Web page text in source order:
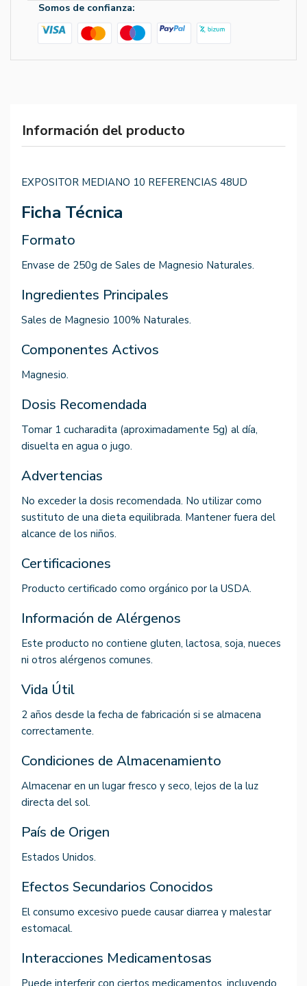
Somos de confianza:
Información del producto
EXPOSITOR MEDIANO 10 REFERENCIAS 48UD
Ficha Técnica
Formato
Envase de 250g de Sales de Magnesio Naturales.
Ingredientes Principales
Sales de Magnesio 100% Naturales.
Componentes Activos
Magnesio.
Dosis Recomendada
Tomar 1 cucharadita (aproximadamente 5g) al día,
disuelta en agua o jugo.
Advertencias
No exceder la dosis recomendada. No utilizar como
sustituto de una dieta equilibrada. Mantener fuera del
alcance de los niños.
Certificaciones
Producto certificado como orgánico por la USDA.
Información de Alérgenos
Este producto no contiene gluten, lactosa, soja, nueces
ni otros alérgenos comunes.
Vida Útil
2 años desde la fecha de fabricación si se almacena
correctamente.
Condiciones de Almacenamiento
Almacenar en un lugar fresco y seco, lejos de la luz
directa del sol.
País de Origen
Estados Unidos.
Efectos Secundarios Conocidos
El consumo excesivo puede causar diarrea y malestar
estomacal.
Interacciones Medicamentosas